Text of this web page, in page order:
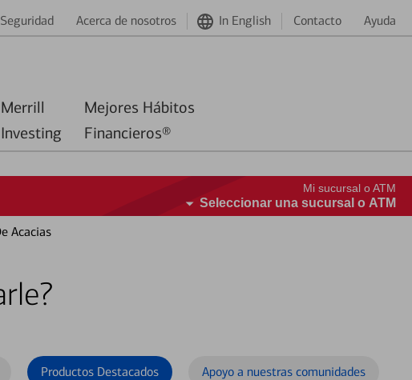
Seguridad Acerca de nosotros In English Contacto Ayuda
Merrill
Investing
Mejores Hábitos
Financieros®
Mi sucursal o ATM
Seleccionar una sucursal o ATM
Acacias
Productos Destacados Apoyo a nuestras comunidades